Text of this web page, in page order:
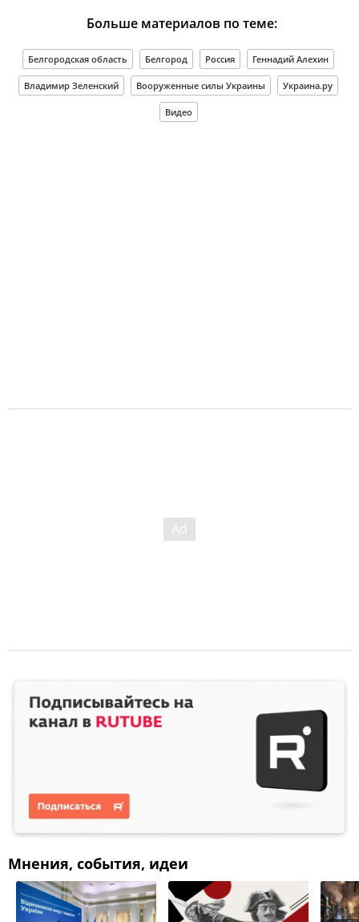
Больше материалов по теме:
Белгородская область Белгород Россия Геннадий Алехин
Владимир Зеленский Вооруженные силы Украины Украина.ру
Видео
Мнения, события, идеи